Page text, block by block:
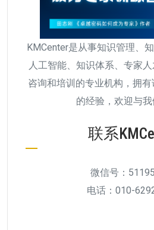
KMCenter是从事知识管理、
人工智能、知识体系、专家人
咨询和培训的专业机构，拥
的经验，欢迎与我
联系
微信号：
电话：010-